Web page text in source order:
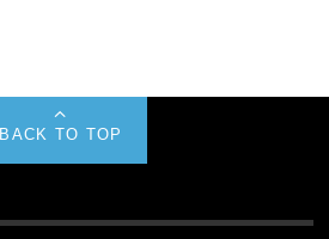
BACK TO TOP